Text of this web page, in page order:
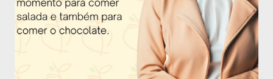
anteriormente, eu nunca consegui me enxergar fazendo outra
coisa. Fui uma criança acima do peso e desde nova senti o peso
dos padrões de beleza impostos pela sociedade. O ano de 2022